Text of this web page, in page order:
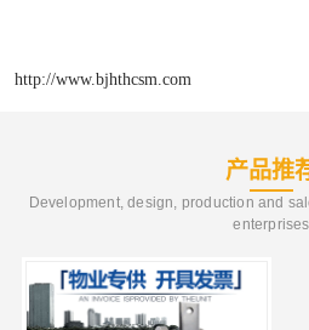
http://www.bjhthcsm.com
产品推
Development, design, production and
enterprises